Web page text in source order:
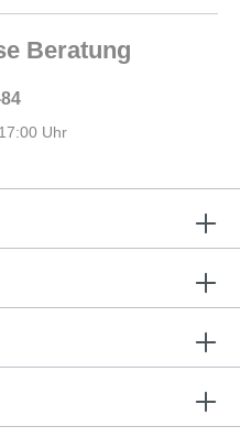
Beratung
Uhr